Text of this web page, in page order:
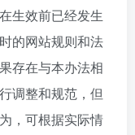
生效前已经发生
的网站规则和法
存在与本办法相
调整和规范，但
，可根据实际情